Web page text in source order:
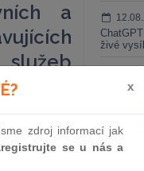
a
živé
Gemini
(online
smluv
x
zdroj informací jak
se u nás a